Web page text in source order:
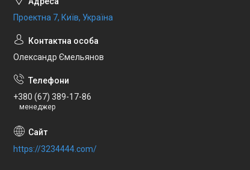
Проектна 7, Київ, Україна
Олександр Ємельянов
+380 (67) 389-17-86
менеджер
https://3234444.com/